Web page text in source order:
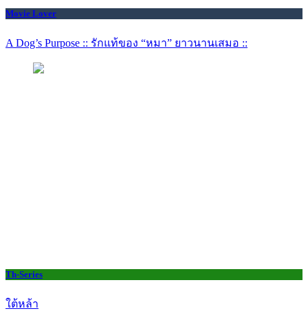
Movie Lover
A Dog’s Purpose :: รักแท้ของ “หมา” ยาวนานเสมอ ::
Th-Series
ใต้หล้า